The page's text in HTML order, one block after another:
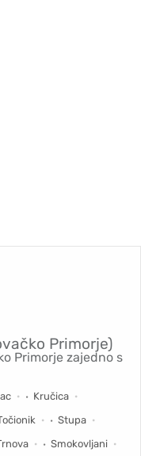
Primorje)
Primorje zajedno s
Kručica
Stupa
Smokovljani